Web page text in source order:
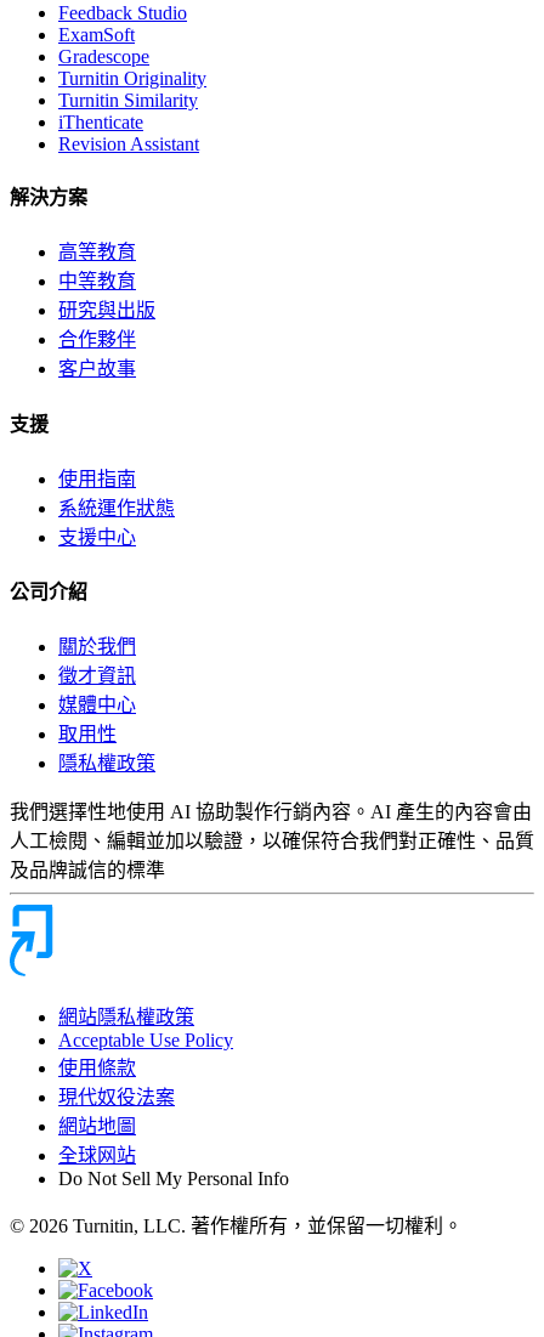
Feedback Studio
ExamSoft
Gradescope
Turnitin Originality
Turnitin Similarity
iThenticate
Revision Assistant
解決方案
高等教育
中等教育
研究與出版
合作夥伴
客户故事
支援
使用指南
系統運作狀態
支援中心
公司介紹
關於我們
徵才資訊
媒體中心
取用性
隱私權政策
我們選擇性地使用 AI 協助製作行銷內容。AI 產生的內容會由
人工檢閱、編輯並加以驗證，以確保符合我們對正確性、品質
及品牌誠信的標準
網站隱私權政策
Acceptable Use Policy
使用條款
現代奴役法案
網站地圖
全球网站
Do Not Sell My Personal Info
© 2026 Turnitin, LLC. 著作權所有，並保留一切權利。